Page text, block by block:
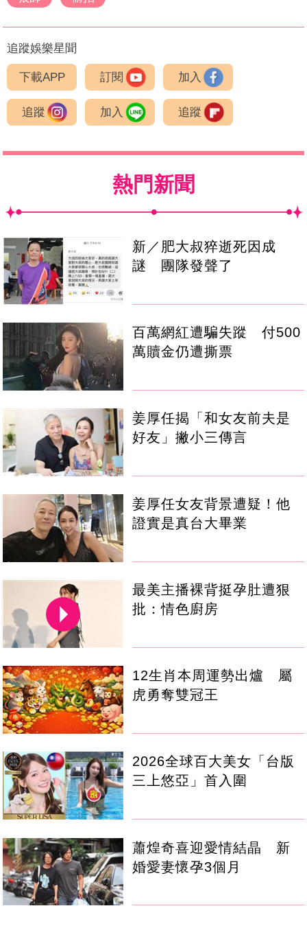
追蹤娛樂星聞
下載APP 訂閱 加入
追蹤 加入 追蹤
熱門新聞
新／肥大叔猝逝死因成
謎 團隊發聲了
百萬網紅遭騙失蹤 付500
萬贖金仍遭撕票
姜厚任揭「和女友前夫是
好友」撇小三傳言
姜厚任女友背景遭疑！他
證實是真台大畢業
最美主播裸背挺孕肚遭狠
批：情色廚房
12生肖本周運勢出爐 屬
虎勇奪雙冠王
2026全球百大美女「台版
三上悠亞」首入圍
蕭煌奇喜迎愛情結晶 新
婚愛妻懷孕3個月